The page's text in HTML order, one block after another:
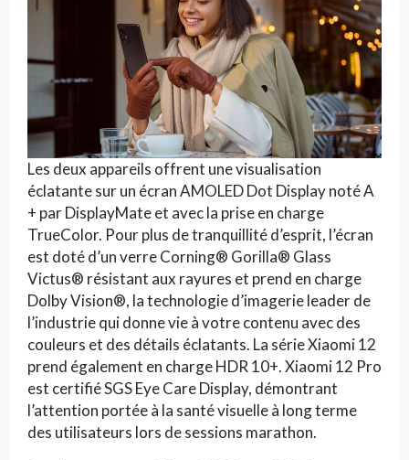
Les deux appareils offrent une visualisation
éclatante sur un écran AMOLED Dot Display noté A
+ par DisplayMate et avec la prise en charge
TrueColor. Pour plus de tranquillité d’esprit, l’écran
est doté d’un verre Corning® Gorilla® Glass
Victus® résistant aux rayures et prend en charge
Dolby Vision®, la technologie d’imagerie leader de
l’industrie qui donne vie à votre contenu avec des
couleurs et des détails éclatants. La série Xiaomi 12
prend également en charge HDR 10+. Xiaomi 12 Pro
est certifié SGS Eye Care Display, démontrant
l’attention portée à la santé visuelle à long terme
des utilisateurs lors de sessions marathon.